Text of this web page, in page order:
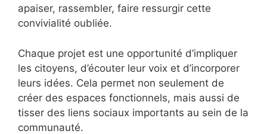
apaiser, rassembler, faire ressurgir cette
convivialité oubliée.
Chaque projet est une opportunité d’impliquer
les citoyens, d’écouter leur voix et d’incorporer
leurs idées. Cela permet non seulement de
créer des espaces fonctionnels, mais aussi de
tisser des liens sociaux importants au sein de la
communauté.